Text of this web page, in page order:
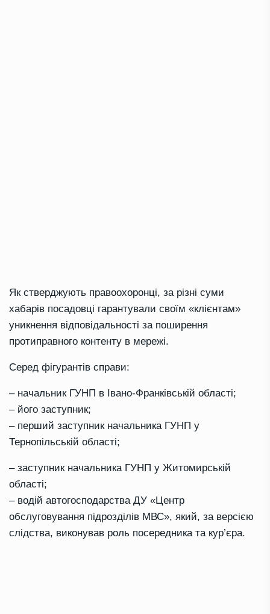
Як стверджують правоохоронці, за різні суми
хабарів посадовці гарантували своїм «клієнтам»
уникнення відповідальності за поширення
протиправного контенту в мережі.
Серед фігурантів справи:
– начальник ГУНП в Івано-Франківській області;
– його заступник;
– перший заступник начальника ГУНП у
Тернопільській області;
– заступник начальника ГУНП у Житомирській
області;
– водій автогосподарства ДУ «Центр
обслуговування підрозділів МВС», який, за версією
слідства, виконував роль посередника та кур’єра.